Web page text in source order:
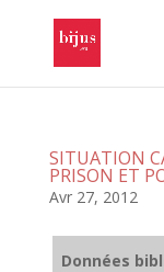
SITUATION
PRISON ET
Avr 27, 2012
Données